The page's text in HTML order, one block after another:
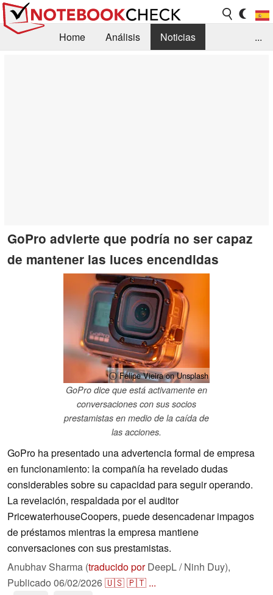
Home Análisis
Noticias
...
GoPro advierte que podría no ser capaz
de mantener las luces encendidas
ⓘ Felipe Vieira on Unsplash
GoPro dice que está activamente en
conversaciones con sus socios
prestamistas en medio de la caída de
las acciones.
GoPro ha presentado una advertencia formal de empresa
en funcionamiento: la compañía ha revelado dudas
considerables sobre su capacidad para seguir operando.
La revelación, respaldada por el auditor
PricewaterhouseCoopers, puede desencadenar impagos
de préstamos mientras la empresa mantiene
conversaciones con sus prestamistas.
Anubhav Sharma (traducido porDeepL / Ninh Duy),
Publicado 06/02/2026🇺🇸🇵🇹 ...